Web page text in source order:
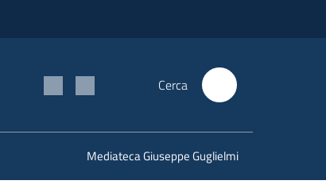
Cerca
Mediateca Giuseppe Guglielmi